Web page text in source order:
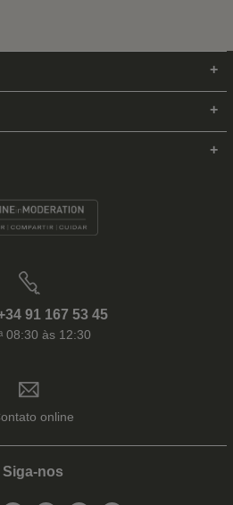
91 167 53 45
08:30 às 12:30
online
Siga-nos